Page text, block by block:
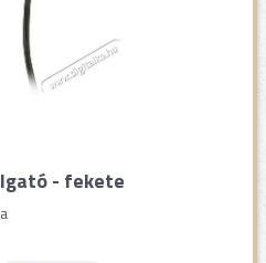
- fekete